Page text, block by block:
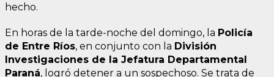
hecho.
En horas de la tarde-noche del domingo, la Policía
de Entre Ríos, en conjunto con la División
Investigaciones de la Jefatura Departamental
Paraná, logró detener a un sospechoso. Se trata de